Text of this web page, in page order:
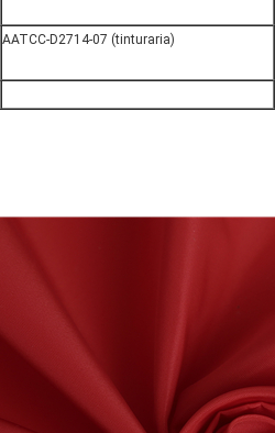
AATCC-D2714-07 (tinturaria)